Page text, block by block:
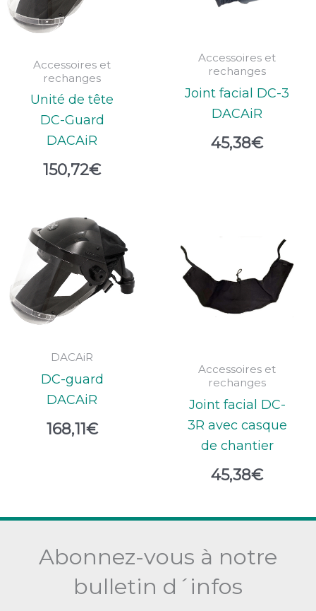
Accessoires et
rechanges
Unité de tête
DC-Guard
DACAiR
150,72€
Accessoires et
rechanges
Joint facial DC-3
DACAiR
45,38€
DACAiR
DC-guard
DACAiR
168,11€
Accessoires et
rechanges
Joint facial DC-
3R avec casque
de chantier
45,38€
Abonnez-vous à notre
bulletin d´infos